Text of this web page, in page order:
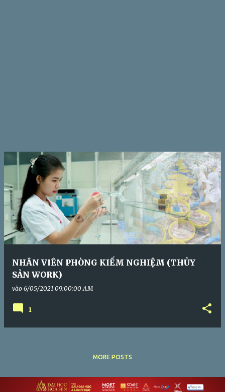
NHÂN VIÊN PHÒNG KIỂM NGHIỆM (THỦY
SẢN WORK)
vào 6/05/2021 09:00:00 AM
1
MORE POSTS